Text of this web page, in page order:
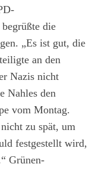
die
„Es ist gut, die
an den
Nazis nicht
Nahles den
vom Montag.
zu spät, um
festgestellt wird,
Grünen-